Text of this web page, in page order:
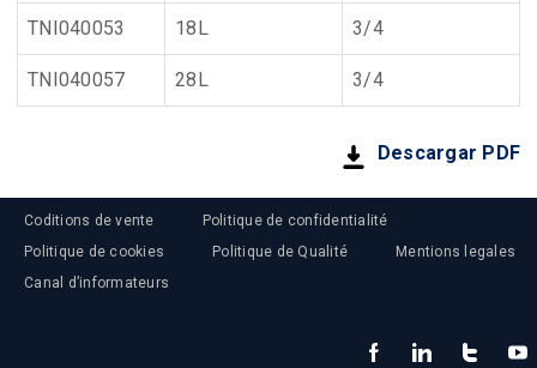
TNI040053 18L 3/4
TNI040057 28L 3/4
Descargar PDF
Coditions de vente
Politique de confidentialité
Politique de cookies
Politique de Qualité
Mentions legales
Canal d’informateurs